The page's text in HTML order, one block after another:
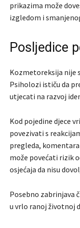
prikazima može
izgledom i
Posljedice
Kozmetoreksija nije
Psiholozi ističu da
utjecati na razvoj
Kod pojedine djece
povezivati s
pregleda,
može povećati rizik
osjećaja da nisu
Posebno zabrinjava
u vrlo ranoj životnoj